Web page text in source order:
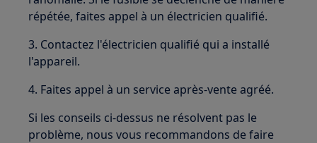
répétée, faites appel à un électricien qualifié.
3. Contactez l'électricien qualifié qui a installé
l'appareil.
4. Faites appel à un service après-vente agréé.
Si les conseils ci-dessus ne résolvent pas le
problème, nous vous recommandons de faire